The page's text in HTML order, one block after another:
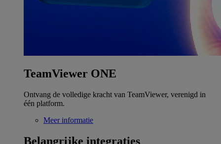
TeamViewer ONE
Ontvang de volledige kracht van TeamViewer, verenigd in
één platform.
Meer informatie
Belangrijke integraties